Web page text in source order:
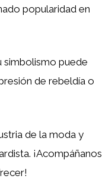
popularidad en
simbolismo puede
de rebeldía o
de la moda y
¡Acompáñanos